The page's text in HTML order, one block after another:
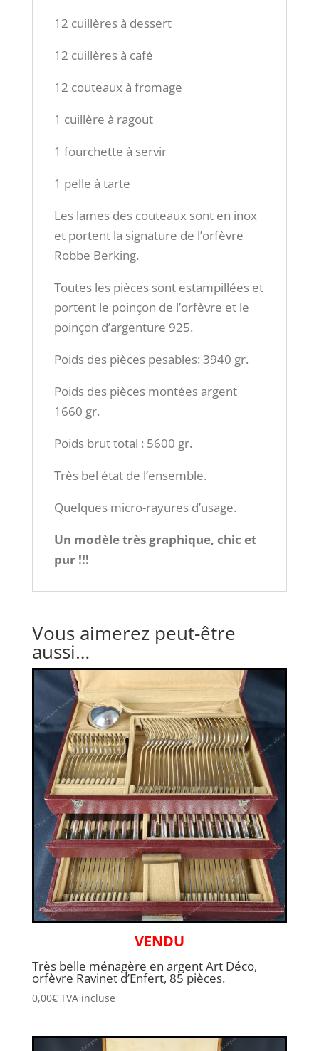
12 cuillères à dessert
12 cuillères à café
12 couteaux à fromage
1 cuillère à ragout
1 fourchette à servir
1 pelle à tarte
Les lames des couteaux sont en inox
et portent la signature de l’orfèvre
Robbe Berking.
Toutes les pièces sont estampillées et
portent le poinçon de l’orfèvre et le
poinçon d’argenture 925.
Poids des pièces pesables: 3940 gr.
Poids des pièces montées argent
1660 gr.
Poids brut total : 5600 gr.
Très bel état de l’ensemble.
Quelques micro-rayures d’usage.
Un modèle très graphique, chic et
pur !!!
Vous aimerez peut-être
aussi…
VENDU
Très belle ménagère en argent Art Déco,
orfèvre Ravinet d’Enfert, 85 pièces.
0,00€ TVA incluse